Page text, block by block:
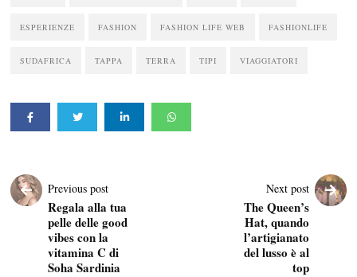
ESPERIENZE FASHION FASHION LIFE WEB FASHIONLIFE
SUDAFRICA TAPPA TERRA TIPI VIAGGIATORI
Previous post
Regala alla tua
pelle delle good
vibes con la
vitamina C di
Soha Sardinia
Next post
The Queen’s
Hat, quando
l’artigianato
del lusso è al
top